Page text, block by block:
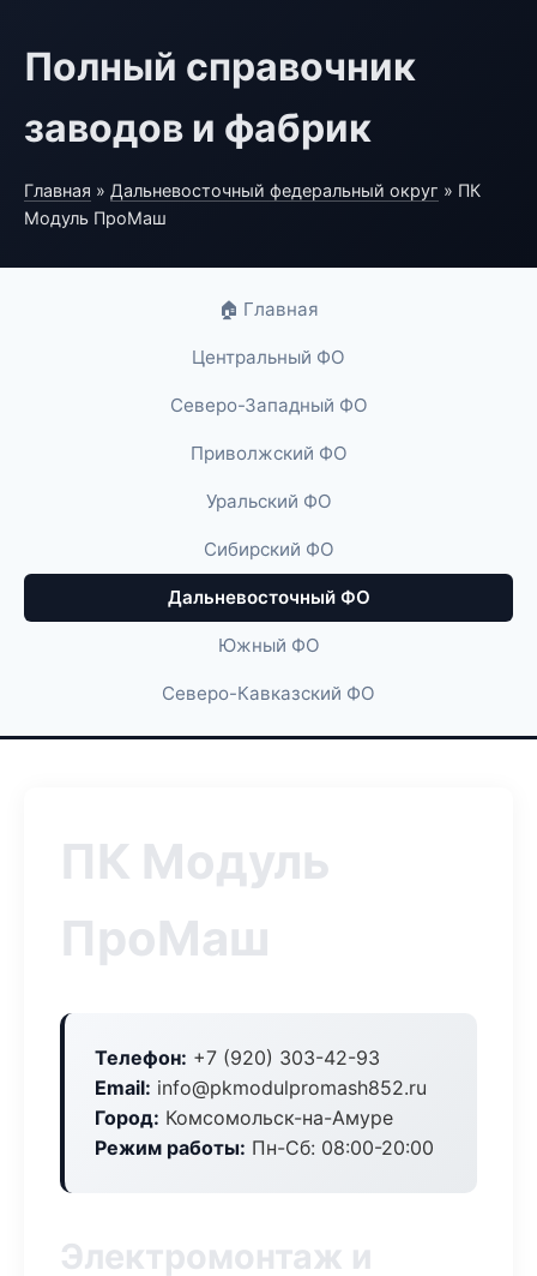
Полный справочник
заводов и фабрик
Главная » Дальневосточный федеральный округ » ПК
Модуль ПроМаш
🏠 Главная
Центральный ФО
Северо-Западный ФО
Приволжский ФО
Уральский ФО
Сибирский ФО
Дальневосточный ФО
Южный ФО
Северо-Кавказский ФО
ПК Модуль
ПроМаш
Телефон: +7 (920) 303-42-93
Email: info@pkmodulpromash852.ru
Город: Комсомольск-на-Амуре
Режим работы: Пн-Сб: 08:00-20:00
Электромонтаж и